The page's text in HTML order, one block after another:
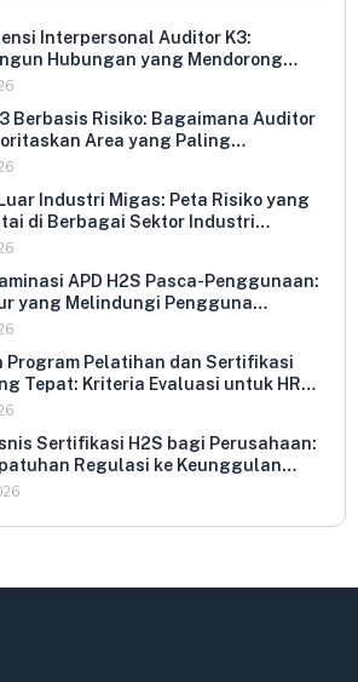
Interpersonal Auditor K3:
Hubungan yang Mendorong
dan Kepatuhan Sukarela
Berbasis Risiko: Bagaimana Auditor
Area yang Paling
Kepatuhan Perusahaan
Industri Migas: Peta Risiko yang
di Berbagai Sektor Industri
APD H2S Pasca-Penggunaan:
yang Melindungi Pengguna
dan Memperpanjang Umur
Program Pelatihan dan Sertifikasi
Tepat: Kriteria Evaluasi untuk HR
Manager
Sertifikasi H2S bagi Perusahaan:
Regulasi ke Keunggulan